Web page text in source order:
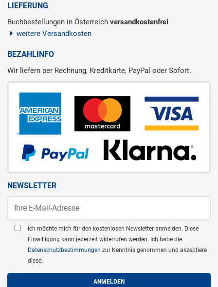
LIEFERUNG
Buchbestellungen in Österreich versandkostenfrei
weitere Versandkosten
BEZAHLINFO
Wir liefern per Rechnung, Kreditkarte, PayPal oder Sofort.
NEWSLETTER
Ich möchte mich für den kostenlosen Newsletter anmelden. Diese
Einwilligung kann jederzeit widerrufen werden. Ich habe die
Datenschutzbestimmungen zur Kenntnis genommen und akzeptiere
diese.